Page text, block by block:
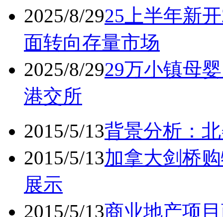
2025/8/2925上半年新
面转向存量市场
2025/8/2929万小镇母
港交所
2015/5/13背景分析：
2015/5/13加拿大剑桥
展示
2015/5/13商业地产项